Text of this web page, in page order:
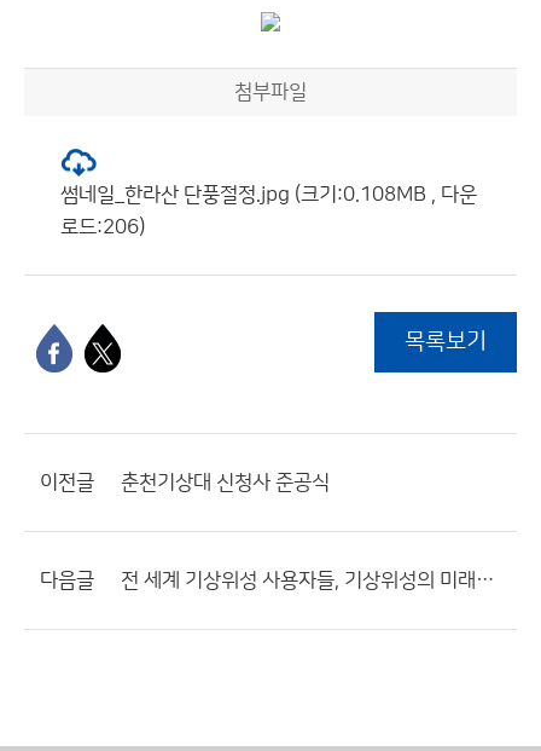
첨부파일
썸네일_한라산 단풍절정.jpg (크기:0.108MB , 다운
로드:206)
목록보기
이전글 춘천기상대 신청사 준공식
다음글 전 세계 기상위성 사용자들, 기상위성의 미래를 탐색하다.